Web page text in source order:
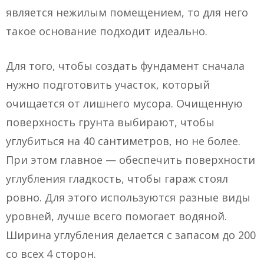
является нежилым помещением, то для него
такое основание подходит идеально.
Для того, чтобы создать фундамент сначала
нужно подготовить участок, который
очищается от лишнего мусора. Очищенную
поверхность грунта выбирают, чтобы
углубиться на 40 сантиметров, но не более.
При этом главное — обеспечить поверхности
углубления гладкость, чтобы гараж стоял
ровно. Для этого используются разные виды
уровней, лучше всего помогает водяной.
Ширина углубления делается с запасом до 200
со всех 4 сторон.